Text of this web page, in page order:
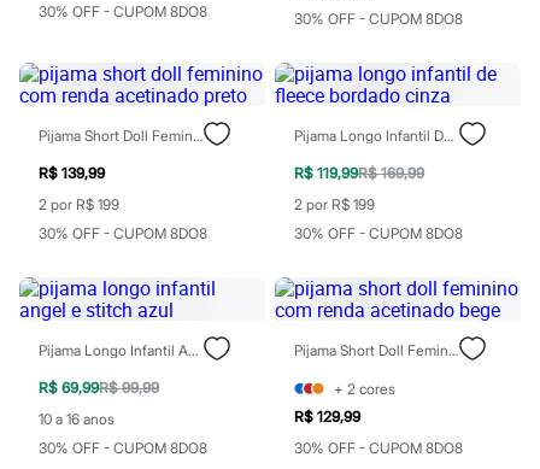
Em alta
Romântico para as meninas
Inverno
Novidades
Roupas menina
0 a 24 meses
1 a 5 anos
4 a 12 anos
10 a 16 anos
Roupas menino
1 a 5 anos
4 a 12 anos
10 a 16 anos
Acessórios
Recém-nascido
Bolsas e Mochilas
Chapéus
Calçados
Botas
30% OFF - CUPOM 8DO8
30% OFF - CUPOM 8DO8
Pijama Short Doll Feminino Com Renda Acetinado Preto
R$ 139,99
2 por R$ 199
30% OFF - CUPOM 8DO8
Pijama Longo Infantil De Fleece Bordado Cinza
R$ 119,99R$ 169,99
2 por R$ 199
30% OFF - CUPOM 8DO8
Pijama Longo Infantil Angel E Stitch Azul
R$ 69,99R$ 99,99
10 a 16 anos
30% OFF - CUPOM 8DO8
Pijama Short Doll Feminino Com Renda Acetinado Bege
+ 2 cores
R$ 129,99
30% OFF - CUPOM 8DO8